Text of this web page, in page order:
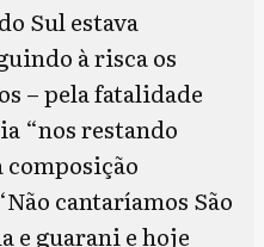
Sul estava
à risca os
– pela fatalidade
“nos restando
composição
cantaríamos São
e guarani e hoje